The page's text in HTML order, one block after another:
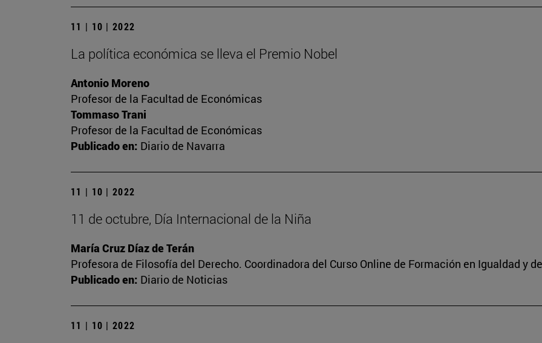
11 | 10 | 2022
La política económica se lleva el Premio Nobel
Antonio Moreno
Profesor de la Facultad de Económicas
Tommaso Trani
Profesor de la Facultad de Económicas
Publicado en: Diario de Navarra
11 | 10 | 2022
11 de octubre, Día Internacional de la Niña
María Cruz Díaz de Terán
Profesora de Filosofía del Derecho. Coordinadora del Curso Online de Formación en Igualdad y
Publicado en: Diario de Noticias
11 | 10 | 2022